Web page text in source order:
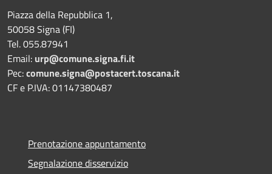
Piazza della Repubblica 1,
50058 Signa (FI)
Tel. 055.87941
Email: urp@comune.signa.fi.it
Pec:comune.signa@postacert.toscana.it
CF e P.IVA: 01147380487
Prenotazione appuntamento
Segnalazione disservizio